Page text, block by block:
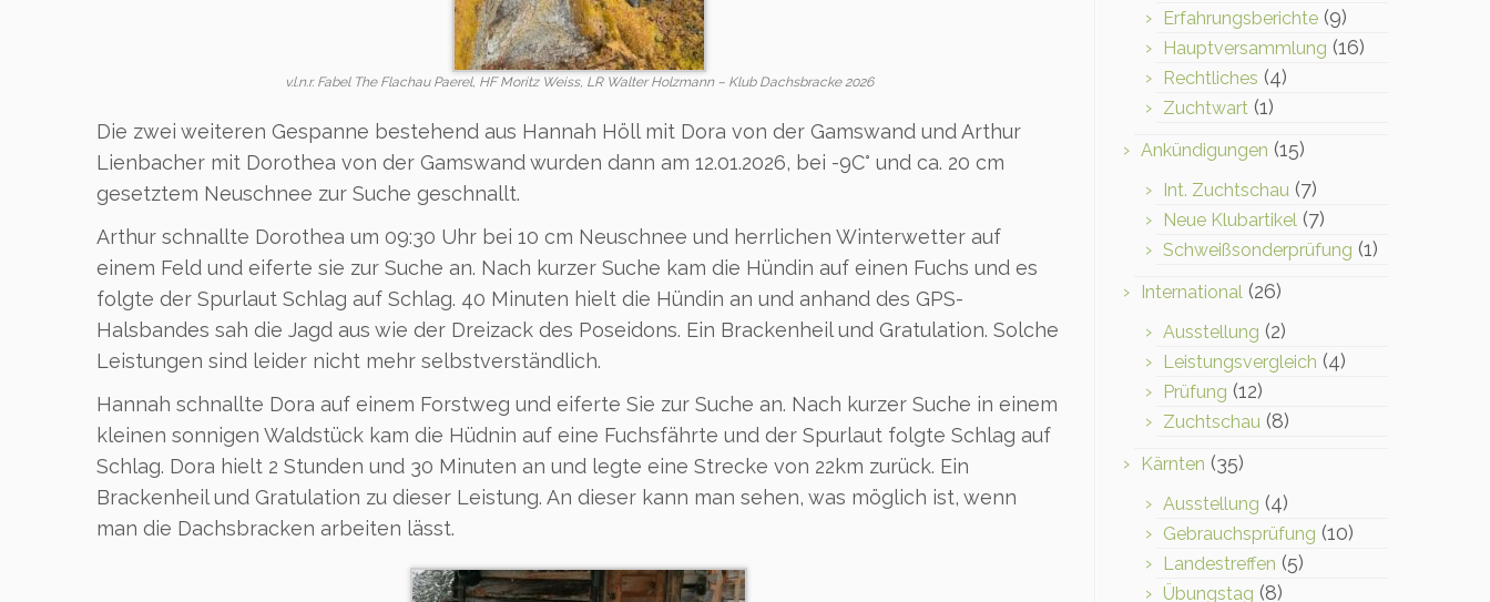
v.l.n.r. Fabel The Flachau Paerel, HF Moritz Weiss, LR Walter Holzmann – Klub Dachsbracke 2026
Die zwei weiteren Gespanne bestehend aus Hannah Höll mit Dora von der Gamswand und Arthur
Lienbacher mit Dorothea von der Gamswand wurden dann am 12.01.2026, bei -9C° und ca. 20 cm
gesetztem Neuschnee zur Suche geschnallt.
Arthur schnallte Dorothea um 09:30 Uhr bei 10 cm Neuschnee und herrlichen Winterwetter auf
einem Feld und eiferte sie zur Suche an. Nach kurzer Suche kam die Hündin auf einen Fuchs und es
folgte der Spurlaut Schlag auf Schlag. 40 Minuten hielt die Hündin an und anhand des GPS-
Halsbandes sah die Jagd aus wie der Dreizack des Poseidons. Ein Brackenheil und Gratulation. Solche
Leistungen sind leider nicht mehr selbstverständlich.
Hannah schnallte Dora auf einem Forstweg und eiferte Sie zur Suche an. Nach kurzer Suche in einem
kleinen sonnigen Waldstück kam die Hüdnin auf eine Fuchsfährte und der Spurlaut folgte Schlag auf
Schlag. Dora hielt 2 Stunden und 30 Minuten an und legte eine Strecke von 22km zurück. Ein
Brackenheil und Gratulation zu dieser Leistung. An dieser kann man sehen, was möglich ist, wenn
man die Dachsbracken arbeiten lässt.
Erfahrungsberichte (9)
Hauptversammlung (16)
Rechtliches (4)
Zuchtwart (1)
Ankündigungen (15)
Int. Zuchtschau (7)
Neue Klubartikel (7)
Schweißsonderprüfung (1)
International (26)
Ausstellung (2)
Leistungsvergleich (4)
Prüfung (12)
Zuchtschau (8)
Kärnten (35)
Ausstellung (4)
Gebrauchsprüfung (10)
Landestreffen (5)
Übungstag (8)